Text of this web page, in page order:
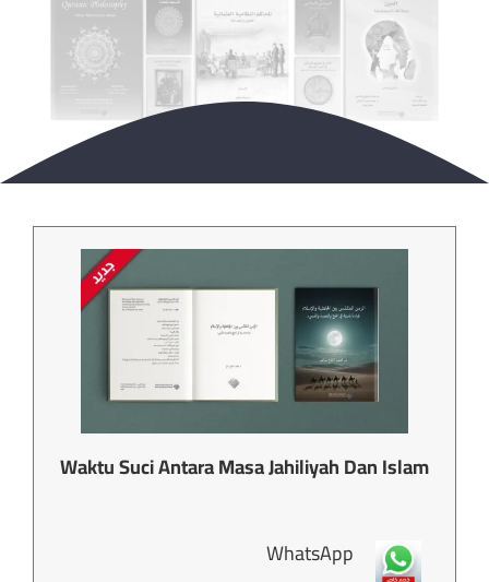
Waktu Suci Antara Masa Jahiliyah Dan Islam
WhatsApp